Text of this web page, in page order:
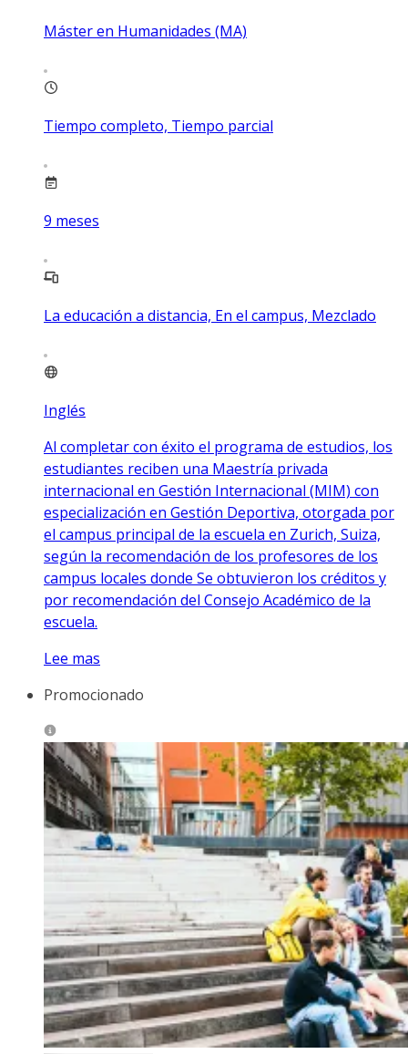
Máster en Humanidades (MA)
Tiempo completo, Tiempo parcial
9 meses
La educación a distancia, En el campus, Mezclado
Inglés
Al completar con éxito el programa de estudios, los
estudiantes reciben una Maestría privada
internacional en Gestión Internacional (MIM) con
especialización en Gestión Deportiva, otorgada por
el campus principal de la escuela en Zurich, Suiza,
según la recomendación de los profesores de los
campus locales donde Se obtuvieron los créditos y
por recomendación del Consejo Académico de la
escuela.
Lee mas
Promocionado